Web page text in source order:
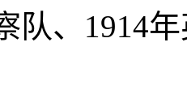
队、1914